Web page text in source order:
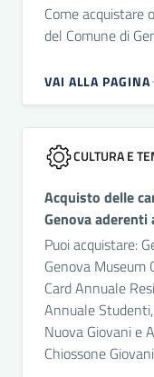
Come acquistare
del Comune di
VAI ALLA PAGINA
CULTURA E
Acquisto delle
Genova aderenti
Puoi acquistare:
Genova Museum
Card Annuale
Annuale
Nuova Giovani e
Chiossone